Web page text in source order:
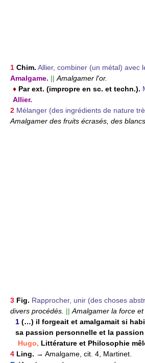
1 Chim. Allier, combiner (un métal) avec
Amalgame. || Amalgamer l'or.
♦ Par ext. (impropre en sc. et techn.).
Allier.
2 Mélanger (des ingrédients de nature
Amalgamer des fruits écrasés, des
3 Fig. Rapprocher, unir (des choses
divers procédés. || Amalgamer la force et
1 (…) il forgeait et amalgamait si
sa passion personnelle et la
Hugo, Littérature et Philosophie
4 Ling. → Amalgame, cit. 4, Martinet.